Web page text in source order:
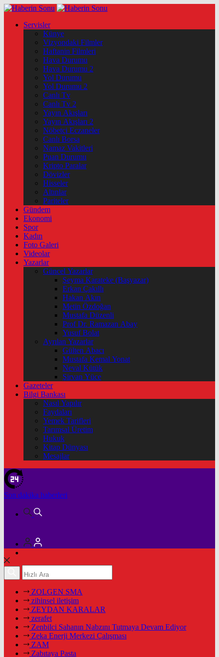
Servisler
Künye
Vizyondaki Filmler
Haftanin Filmleri
Hava Durumu
Hava Durumu 2
Yol Durumu
Yol Durumu 2
Canlı Tv
Canlı Tv 2
Yayın Akışları
Yayın Akışları 2
Nöbetçi Eczaneler
Canlı Borsa
Namaz Vakitleri
Puan Durumu
Kripto Paralar
Dövizler
Hisseler
Altınlar
Pariteler
Gündem
Ekonomi
Spor
Kadın
Foto Galeri
Videolar
Yazarlar
Güncel Yazarlar
Şeyma Karateke (Başyazar)
Erkan Çakıllı
Hakan Akın
Metin Özdoğan
Mustafa Düzenli
Prof Dr. Ramazan Abay
Yusuf Bolat
Ayrılan Yazarlar
Gülten Abacı
Mustafa Kemal Yonat
Neval Kütük
Şirvan Yüce
Gazeteler
Bilgi Bankası
Nasıl Yapılır
Faydaları
Yemek Tarifleri
Tarımsal Üretim
Hukuk
Kitap Dünyası
Mesajlar
Son dakika haberleri
ZOLGEN SMA
zihinsel iletişim
ZEYDAN KARALAR
zerafet
Zenbilci Sahanın Nabzını Tutmaya Devam Ediyor
Zeka Enerji Merkezi Çalışması
ZAM
Zabıtaya Pasta